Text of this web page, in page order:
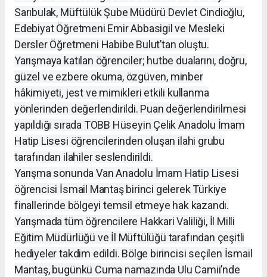
Sarıbulak, Müftülük Şube Müdürü Devlet Cindioğlu,
Edebiyat Öğretmeni Emir Abbasigil ve Mesleki
Dersler Öğretmeni Habibe Bulut’tan oluştu.
Yarışmaya katılan öğrenciler; hutbe dualarını, doğru,
güzel ve ezbere okuma, özgüven, minber
hâkimiyeti, jest ve mimikleri etkili kullanma
yönlerinden değerlendirildi. Puan değerlendirilmesi
yapıldığı sırada TOBB Hüseyin Çelik Anadolu İmam
Hatip Lisesi öğrencilerinden oluşan ilahi grubu
tarafından ilahiler seslendirildi.
Yarışma sonunda Van Anadolu İmam Hatip Lisesi
öğrencisi İsmail Mantaş birinci gelerek Türkiye
finallerinde bölgeyi temsil etmeye hak kazandı.
Yarışmada tüm öğrencilere Hakkari Valiliği, İl Milli
Eğitim Müdürlüğü ve İl Müftülüğü tarafından çeşitli
hediyeler takdim edildi. Bölge birincisi seçilen İsmail
Mantaş, bugünkü Cuma namazında Ulu Camii’nde